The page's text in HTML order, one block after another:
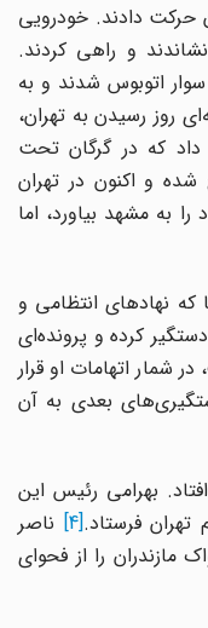
حرکت دادند. خودرویی
و راهی کردند.
اتوبوس شدند و به
رسیدن به تهران،
که در گرگان تحت
و اکنون در تهران
مشهد بیاورد، اما
نهادهای انتظامی و
کرده و پرونده‌ای
شمار اتهامات او قرار
بعدی به آن
بهرامی رئیس این
فرستاد.[4] ناصر
را از فحوای